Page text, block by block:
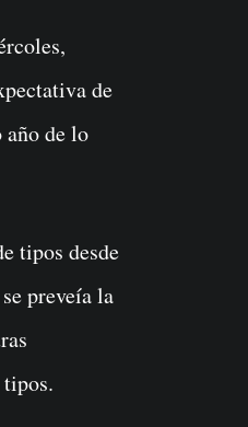
de
año de lo
tipos desde
preveía la